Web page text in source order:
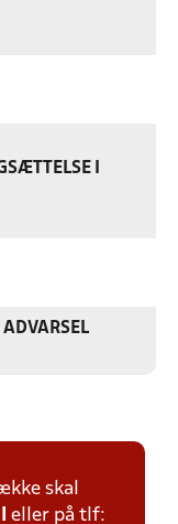
I
ADVARSEL
skal
eller på tlf: